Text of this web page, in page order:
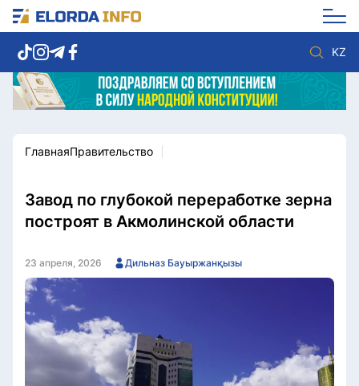
KZ
Новости столицы
Политика
Спорт
Культура
Видео
Мир
Этический кодекс
Служу стране
ГлавнаяПравительство
Завод по глубокой переработке зерна
построят в Акмолинской области
23 апреля, 2026 Дильназ Бауыржанқызы